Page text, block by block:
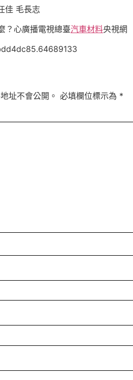
佳 毛長志
？心廣播電視總臺汽車材料央視網
址不會公開。 必填欄位標示為 *